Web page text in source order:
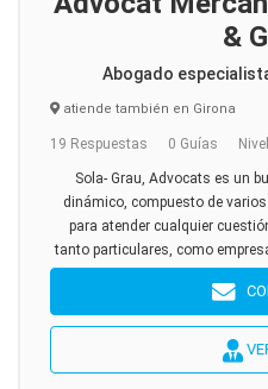
&
Abogado
atiende también en Girona
19 Respuestas 0 Guías
Sola- Grau, Advocats es un
dinámico, compuesto de
para atender cualquier
tanto particulares, como